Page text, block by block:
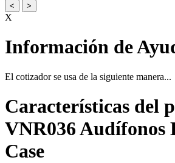
< >
X
Información de
El cotizador se usa de la siguiente manera...
Características del
VNR036 Audífonos
Case